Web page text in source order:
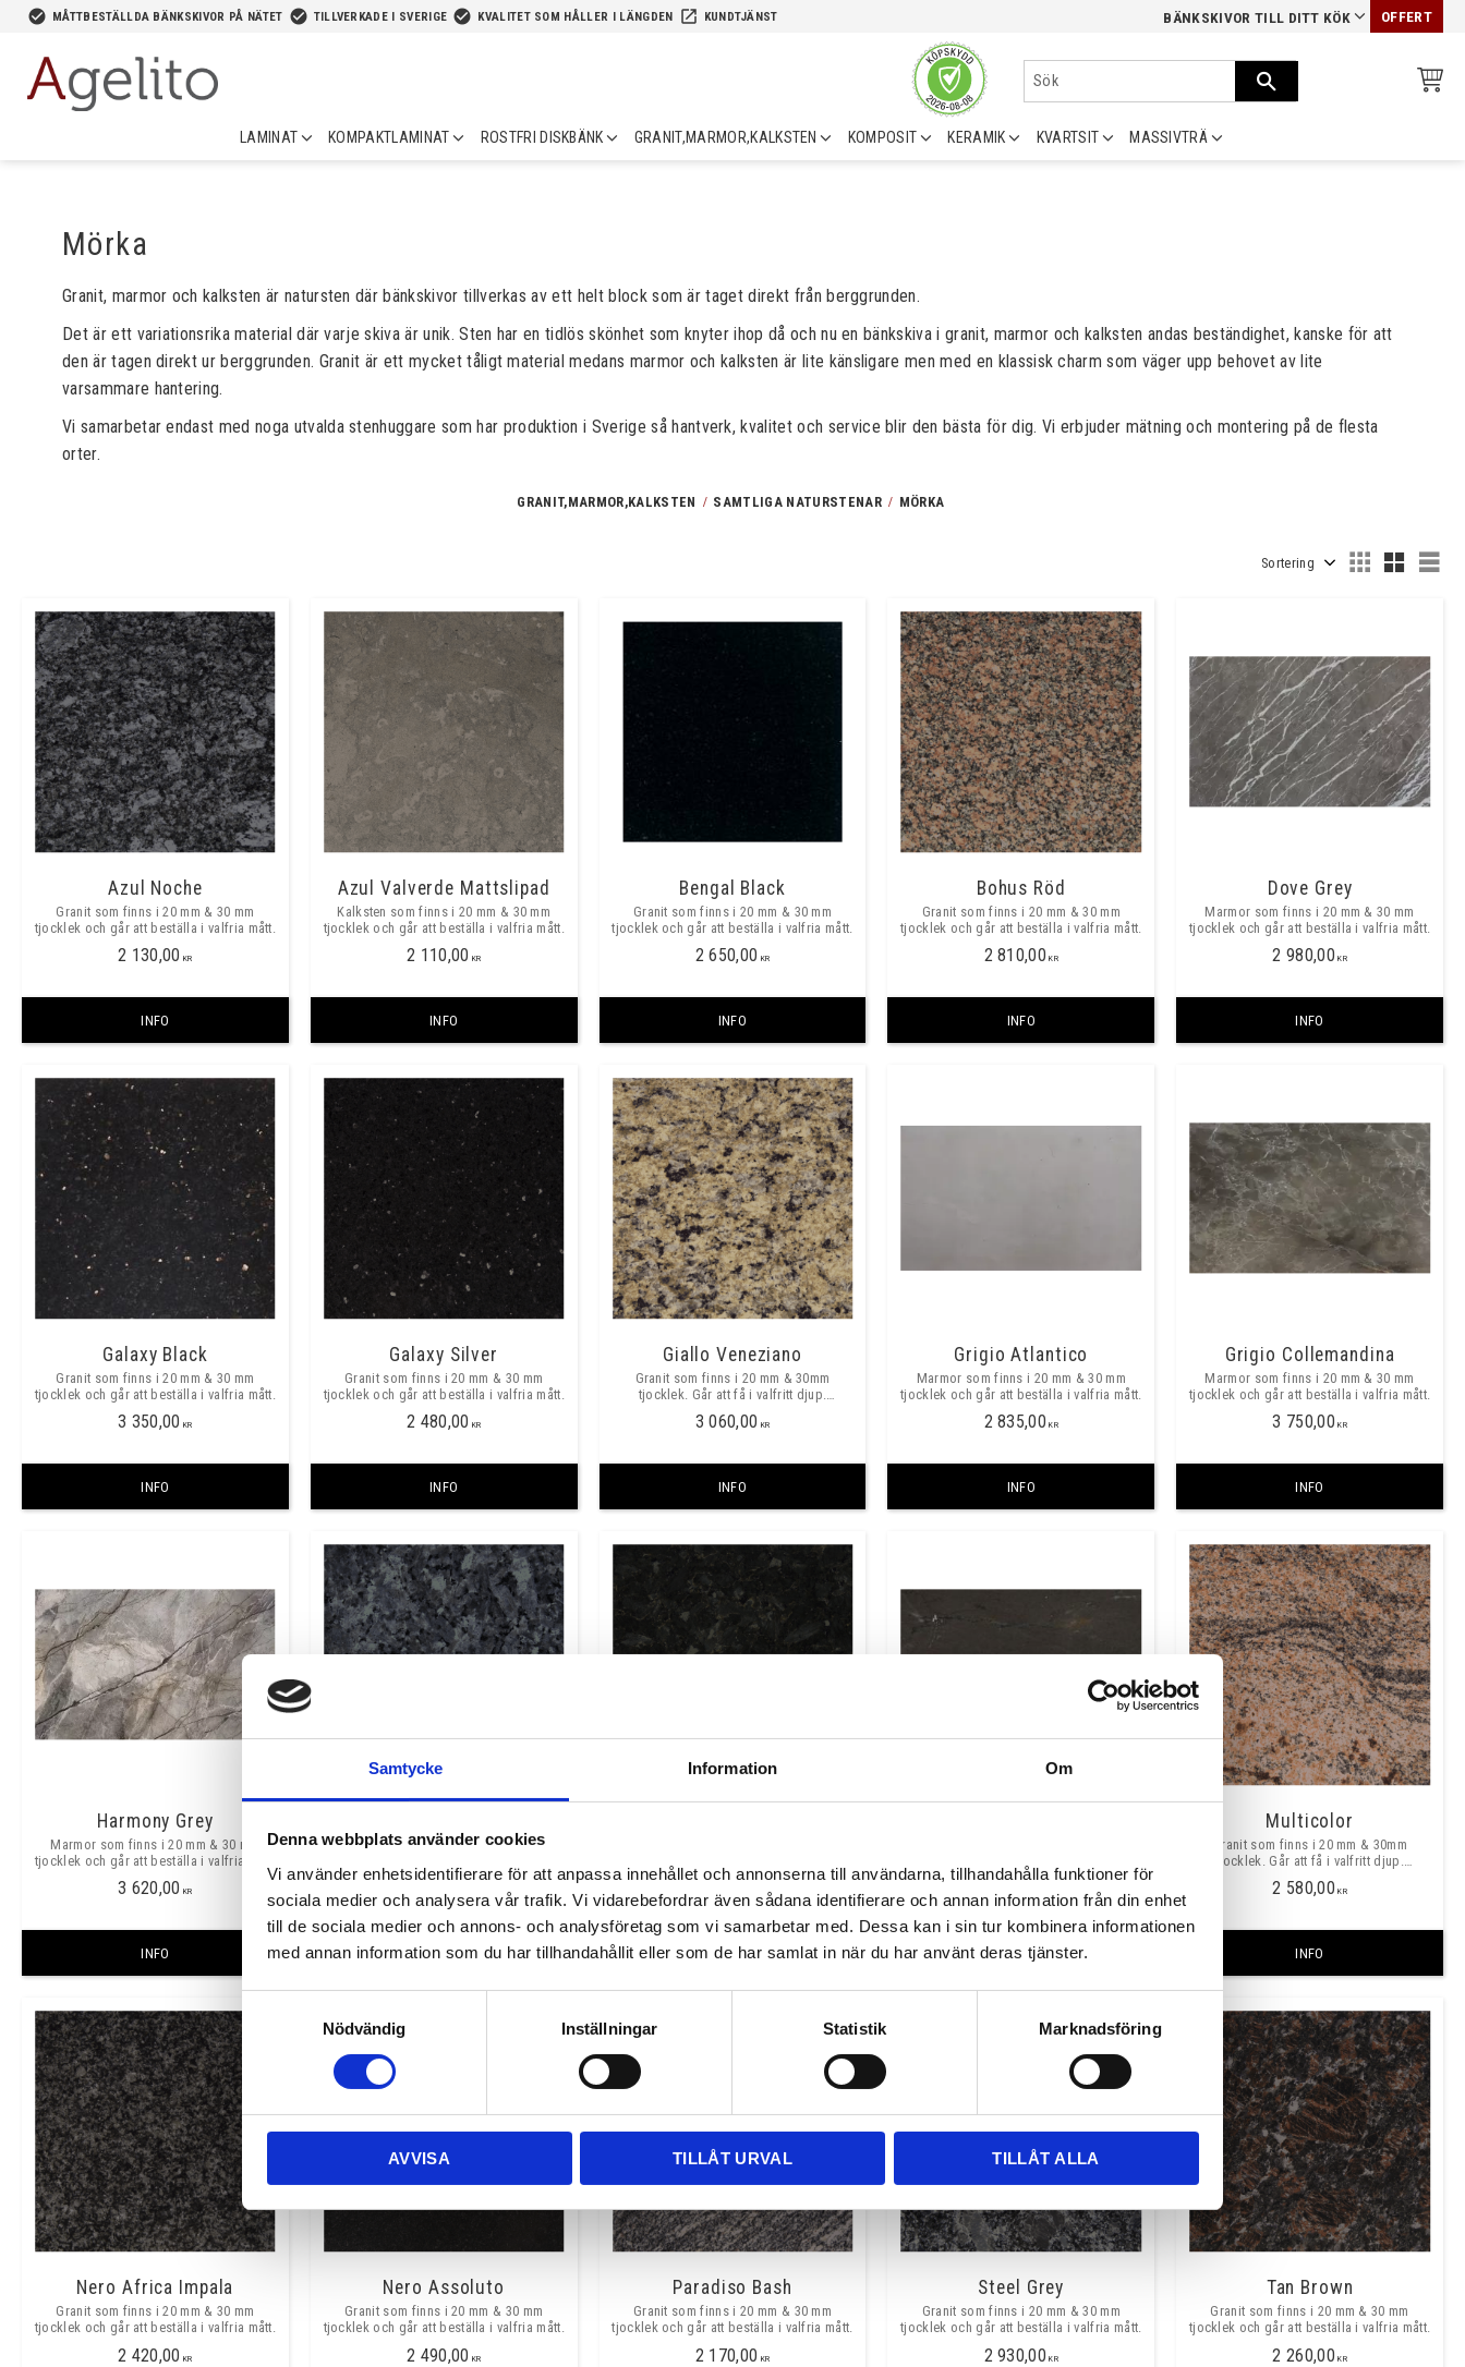
Samtycke Information Om
Denna webbplats använder cookies
Vi använder enhetsidentifierare för att anpassa innehållet och annonserna till användarna, tillhandahålla funktioner för
sociala medier och analysera vår trafik. Vi vidarebefordrar även sådana identifierare och annan information från din enhet
till de sociala medier och annons- och analysföretag som vi samarbetar med. Dessa kan i sin tur kombinera informationen
med annan information som du har tillhandahållit eller som de har samlat in när du har använt deras tjänster.
Nödvändig
Inställningar Statistik Marknadsföring
AVVISA TILLÅT URVAL TILLÅT ALLA
check_circle MÅTTBESTÄLLDA BÄNKSKIVOR PÅ NÄTET check_circle TILLVERKADE I SVERIGE check_circle KVALITET SOM HÅLLER I LÄNGDEN launch KUNDTJÄNST BÄNKSKIVOR TILL DITT KÖK OFFERT
LAMINAT KOMPAKTLAMINAT ROSTFRI DISKBÄNK GRANIT,MARMOR,KALKSTEN KOMPOSIT KERAMIK KVARTSIT MASSIVTRÄ
Mörka
GRANIT,MARMOR,KALKSTEN SAMTLIGA NATURSTENAR MÖRKA
Granit, marmor och kalksten är natursten där bänkskivor tillverkas av ett helt block som är taget direkt från berggrunden.
Det är ett variationsrika material där varje skiva är unik. Sten har en tidlös skönhet som knyter ihop då och nu en bänkskiva i granit, marmor och kalksten andas beständighet, kanske för att
den är tagen direkt ur berggrunden. Granit är ett mycket tåligt material medans marmor och kalksten är lite känsligare men med en klassisk charm som väger upp behovet av lite
varsammare hantering.
Vi samarbetar endast med noga utvalda stenhuggare som har produktion i Sverige så hantverk, kvalitet och service blir den bästa för dig. Vi erbjuder mätning och montering på de flesta
orter.
Azul Noche
Granit som finns i 20 mm & 30 mm
tjocklek och går att beställa i valfria mått.
2 130,00 KR
INFO
Azul Valverde Mattslipad
Kalksten som finns i 20 mm & 30 mm
tjocklek och går att beställa i valfria mått.
2 110,00 KR
INFO
Bengal Black
Granit som finns i 20 mm & 30 mm
tjocklek och går att beställa i valfria mått.
2 650,00 KR
INFO
Bohus Röd
Granit som finns i 20 mm & 30 mm
tjocklek och går att beställa i valfria mått.
2 810,00 KR
INFO
Dove Grey
Marmor som finns i 20 mm & 30 mm
tjocklek och går att beställa i valfria mått.
2 980,00 KR
INFO
Galaxy Black
Granit som finns i 20 mm & 30 mm
tjocklek och går att beställa i valfria mått.
3 350,00 KR
INFO
Galaxy Silver
Granit som finns i 20 mm & 30 mm
tjocklek och går att beställa i valfria mått.
2 480,00 KR
INFO
Giallo Veneziano
Granit som finns i 20 mm & 30mm
tjocklek. Går att få i valfritt djup.
635mm djup och 20mm tjocklek .
3 060,00 KR
INFO
Grigio Atlantico
Marmor som finns i 20 mm & 30 mm
tjocklek och går att beställa i valfria mått.
2 835,00 KR
INFO
Grigio Collemandina
Marmor som finns i 20 mm & 30 mm
tjocklek och går att beställa i valfria mått.
3 750,00 KR
INFO
Harmony Grey
Marmor som finns i 20 mm & 30 mm
tjocklek och går att beställa i valfria mått.
3 620,00 KR
INFO
Granit som finns i 20 mm & 30 mm
INFO
KR
INFO INFO
Multicolor
Granit som finns i 20 mm & 30mm
tjocklek. Går att få i valfritt djup.
635mm djup och 20mm tjocklek .
2 580,00 KR
INFO
Nero Africa Impala
Granit som finns i 20 mm & 30 mm
tjocklek och går att beställa i valfria mått.
2 420,00 KR
Nero Assoluto
Granit som finns i 20 mm & 30 mm
tjocklek och går att beställa i valfria mått.
2 490,00 KR
Paradiso Bash
Granit som finns i 20 mm & 30 mm
tjocklek och går att beställa i valfria mått.
2 170,00 KR
Steel Grey
Granit som finns i 20 mm & 30 mm
tjocklek och går att beställa i valfria mått.
2 930,00 KR
Tan Brown
Granit som finns i 20 mm & 30 mm
tjocklek och går att beställa i valfria mått.
2 260,00 KR